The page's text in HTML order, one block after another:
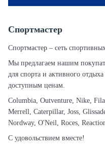
Спортмастер
Спортмастер – сеть
Мы предлагаем нашим
для спорта и активного
доступным ценам.
Columbia, Outventure, Nike,
Merrell, Caterpillar, Joss,
Nordway, O'Neil, Roces,
С удовольствием вместе!